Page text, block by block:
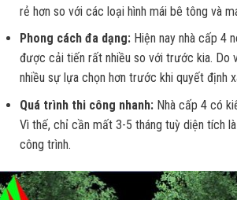
rẻ hơn so với các loại hình mái bê tông và
Phong cách đa dạng: Hiện nay nhà cấp 4
được cải tiến rất nhiều so với trước kia. Do
nhiều sự lựa chọn hơn trước khi quyết định
Quá trình thi công nhanh: Nhà cấp 4 có
Vì thế, chỉ cần mất 3-5 tháng tuỳ diện tích
công trình.